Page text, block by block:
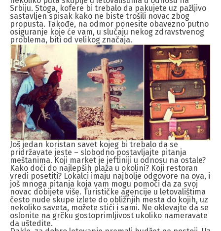
Srbiju. Stoga, kofere bi trebalo da pakujete uz pažljivo
sastavljen spisak kako ne biste trošili novac zbog
propusta. Takođe, na odmor ponesite obavezno putno
osiguranje koje će vam, u slučaju nekog zdravstvenog
problema, biti od velikog značaja.
Još jedan koristan savet kojeg bi trebalo da se
pridržavate jeste – slobodno postavljajte pitanja
meštanima. Koji market je jeftiniji u odnosu na ostale?
Kako doći do najlepših plaža u okolini? Koji restoran
vredi posetiti? Lokalci imaju najbolje odgovore na ova, i
još mnoga pitanja koja vam mogu pomoći da za svoj
novac dobijete više. Turističke agencije u letovalištima
često nude skupe izlete do obližnjih mesta do kojih, uz
nekoliko saveta, možete stići i sami. Ne oklevajte da se
oslonite na grčku gostoprimljivost ukoliko nameravate
da uštedite.